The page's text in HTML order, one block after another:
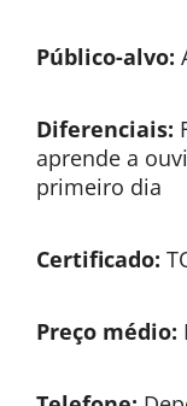
Público-alvo:
Diferenciais:
aprende a
primeiro dia
Certificado:
Preço médio: